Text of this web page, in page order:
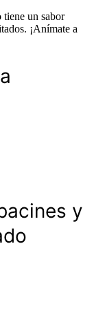
tiene un sabor
¡Anímate a
y